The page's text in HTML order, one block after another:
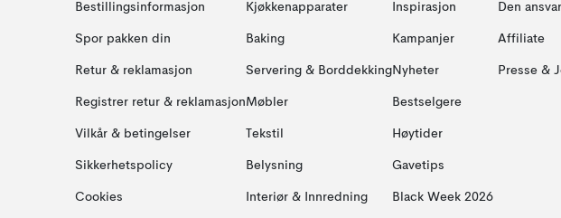
Bestillingsinformasjon
Spor pakken din
Retur & reklamasjon
Registrer retur & reklamasjon
Vilkår & betingelser
Sikkerhetspolicy
Cookies
Kjøkkenapparater
Baking
Servering & Borddekking
Møbler
Tekstil
Belysning
Interiør & Innredning
Inspirasjon
Kampanjer
Nyheter
Bestselgere
Høytider
Gavetips
Black Week 2026
Den
Affiliate
Presse &